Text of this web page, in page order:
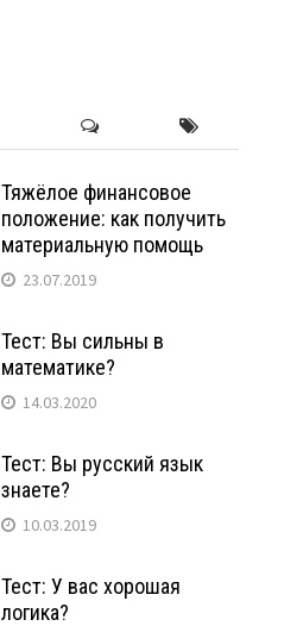
Тяжёлое финансовое
положение: как получить
материальную помощь
23.07.2019
Тест: Вы сильны в
математике?
14.03.2020
Тест: Вы русский язык
знаете?
10.03.2019
Тест: У вас хорошая
логика?